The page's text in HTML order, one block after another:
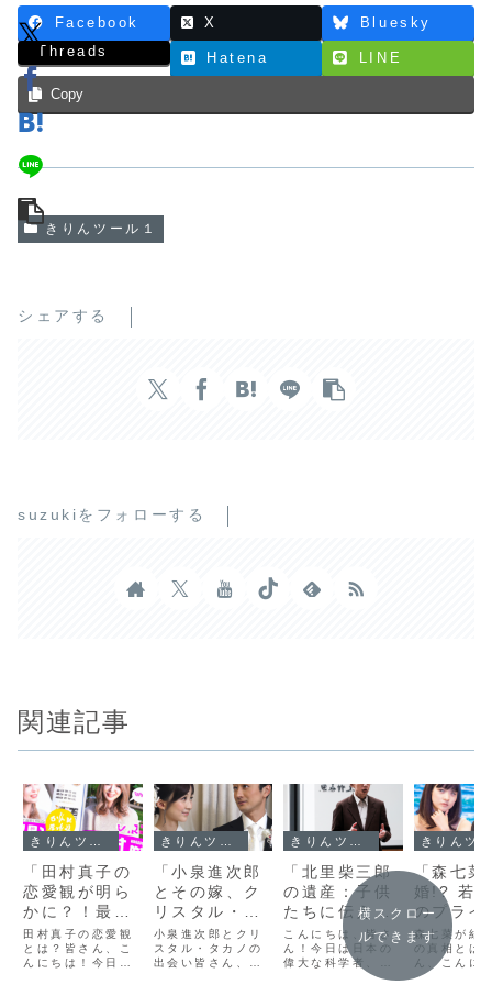
Facebook X
Bluesky
Threads
Hatena LINE
Copy
きりんツール１
シェアする
suzukiをフォローする
関連記事
「田村真子の
恋愛観が明ら
かに？！最新
情報から探る
彼氏の存在と
その影響」
田村真子の恋愛観
とは？皆さん、こ
んにちは！今日
「小泉進次郎
とその嫁、ク
リスタル・タ
カノの魅力的
な結婚生活：
公私のバラン
小泉進次郎とクリ
スタル・タカノの
出会い皆さん、こ
「北里柴三郎
の遺産：子供
たちに伝えた
い日本の偉大
な科学者の教
訓」
こんにちは、皆さ
ん！今日は日本の
偉大な科学者、北
里柴三郎について
「森七菜
婚!? 若
のプライ
トとキャ
の未来を
る」
森七菜が結
の真相とは
ん、こんに
今日は、若
横スクロー
ルできます